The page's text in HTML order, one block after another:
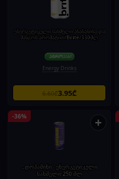
ენერგეტიკული სასმელი ანანასისა და
მანგოს არომატით/Brite/330მლ
Energy Drinks
6.60₾3.95₾
-36% +
„დოპამინი" ენერგეტიკული
სასმელი 250 მლ